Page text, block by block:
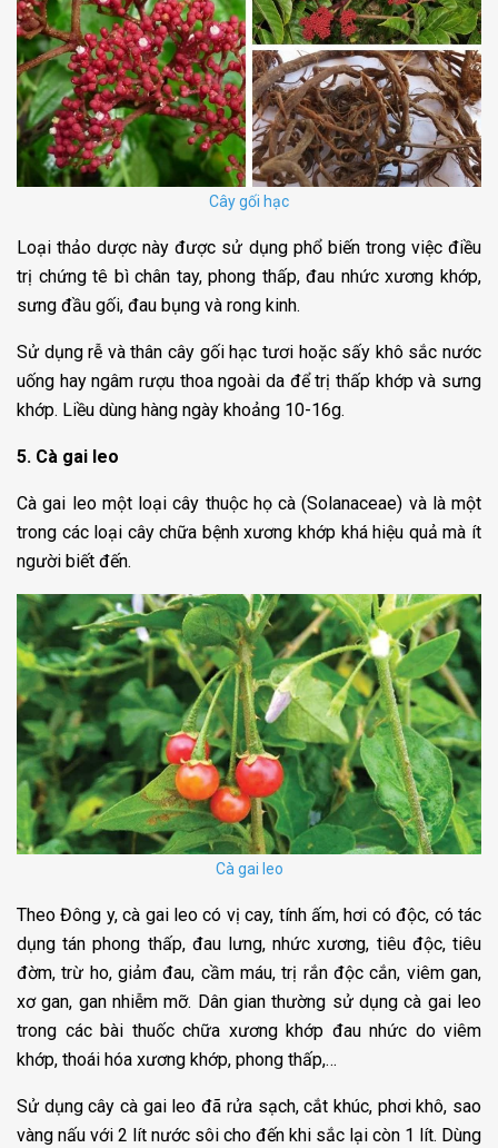
Cây gối hạc
Loại thảo dược này được sử dụng phổ biến trong việc điều
trị chứng tê bì chân tay, phong thấp, đau nhức xương khớp,
sưng đầu gối, đau bụng và rong kinh.
Sử dụng rễ và thân cây gối hạc tươi hoặc sấy khô sắc nước
uống hay ngâm rượu thoa ngoài da để trị thấp khớp và sưng
khớp. Liều dùng hàng ngày khoảng 10-16g.
5. Cà gai leo
Cà gai leo một loại cây thuộc họ cà (Solanaceae) và là một
trong các loại cây chữa bệnh xương khớp khá hiệu quả mà ít
người biết đến.
Cà gai leo
Theo Đông y, cà gai leo có vị cay, tính ấm, hơi có độc, có tác
dụng tán phong thấp, đau lưng, nhức xương, tiêu độc, tiêu
đờm, trừ ho, giảm đau, cầm máu, trị rắn độc cắn, viêm gan,
xơ gan, gan nhiễm mỡ. Dân gian thường sử dụng cà gai leo
trong các bài thuốc chữa xương khớp đau nhức do viêm
khớp, thoái hóa xương khớp, phong thấp,…
Sử dụng cây cà gai leo đã rửa sạch, cắt khúc, phơi khô, sao
vàng nấu với 2 lít nước sôi cho đến khi sắc lại còn 1 lít. Dùng